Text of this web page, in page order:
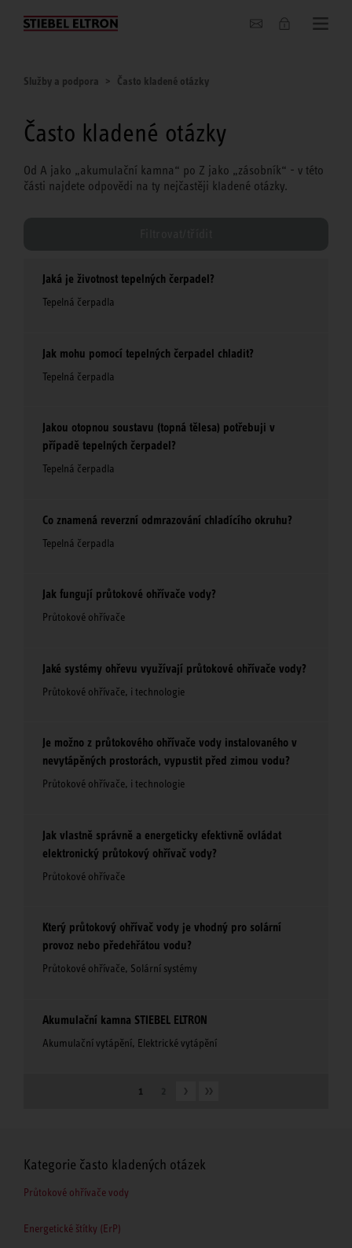
O nás
Služby a podpora Často kladené otázky
Často kladené otázky
Od A jako „akumulační kamna“ po Z jako „zásobník“ - v této
části najdete odpovědi na ty nejčastěji kladené otázky.
Jaká je životnost tepelných čerpadel?
Tepelná čerpadla
Jak mohu pomocí tepelných čerpadel chladit?
Tepelná čerpadla
Jakou otopnou soustavu (topná tělesa) potřebuji v
případě tepelných čerpadel?
Tepelná čerpadla
Co znamená reverzní odmrazování chladícího okruhu?
Tepelná čerpadla
Jak fungují průtokové ohřívače vody?
Průtokové ohřívače
Jaké systémy ohřevu využívají průtokové ohřívače vody?
Průtokové ohřívače, i technologie
Je možno z průtokového ohřívače vody instalovaného v
nevytápěných prostorách, vypustit před zimou vodu?
Průtokové ohřívače, i technologie
Jak vlastně správně a energeticky efektivně ovládat
elektronický průtokový ohřívač vody?
Průtokové ohřívače
Který průtokový ohřívač vody je vhodný pro solární
provoz nebo předehřátou vodu?
Průtokové ohřívače, Solární systémy
Akumulační kamna STIEBEL ELTRON
Akumulační vytápění, Elektrické vytápění
1
Kategorie často kladených otázek
Průtokové ohřívače vody
Energetické štítky (ErP)